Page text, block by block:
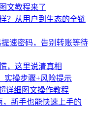
文教程来了
？从用户到生态的全链
速密码，告别转账等待
，这里说清真相
实操步骤+风险提示
详细图文操作教程
，新手也能快速上手的